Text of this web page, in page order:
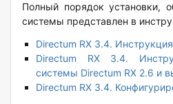
Полный порядок установки,
системы представлен в
Directum RX 3.4.
Directum RX 3.4.
системы Directum RX 2.6 и
Directum RX 3.4.